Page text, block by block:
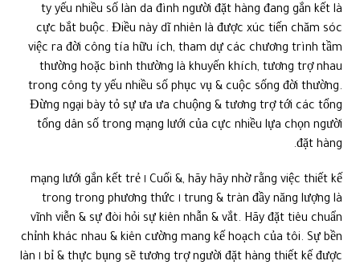
ty yếu nhiều số làn da đình người đặt hàng đang gắn kết là
cực bắt buộc. Điều này dĩ nhiên là được xúc tiến chăm sóc
việc ra đời công tía hữu ích, tham dự các chương trình tầm
thường hoặc bình thường là khuyến khích, tương trợ nhau
trong công ty yếu nhiều số phục vụ & cuộc sống đời thường.
Đừng ngại bày tỏ sự ưa ưa chuộng & tương trợ tới các tổng
tổng dân số trong mạng lưới của cực nhiều lựa chọn người
đặt hàng.
Cuối &, hãy hãy nhờ rằng việc thiết kế ١ mạng lưới gắn kết trẻ
trung & tràn đầy năng lượng là ١ trong trong phương thức
vĩnh viễn & sự đòi hỏi sự kiên nhẫn & vắt. Hãy đặt tiêu chuẩn
chỉnh khác nhau & kiên cường mang kế hoạch của tôi. Sự bền
bỉ & thực bụng sẽ tương trợ người đặt hàng thiết kế được ١ làn